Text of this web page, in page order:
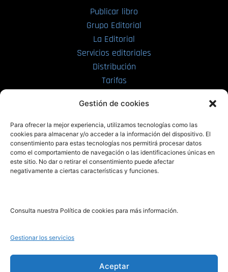
Gestión de cookies
Para ofrecer la mejor experiencia, utilizamos tecnologías como las
cookies para almacenar y/o acceder a la información del dispositivo. El
consentimiento para estas tecnologías nos permitirá procesar datos
como el comportamiento de navegación o las identificaciones únicas en
este sitio. No dar o retirar el consentimiento puede afectar
negativamente a ciertas características y funciones.
Consulta nuestra Política de cookies para más información.
Gestionar los servicios
Aceptar
Publicar libro
Grupo Editorial
La Editorial
Servicios editoriales
Distribución
Tarifas
PRL | Films
PRL | Play
PRL | LAB
Noticias
Legal